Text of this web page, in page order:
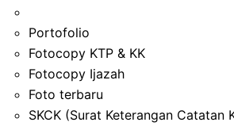
Portofolio
Fotocopy KTP & KK
Fotocopy Ijazah
Foto terbaru
SKCK (Surat Keterangan Catatan